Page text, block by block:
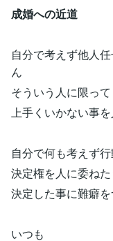
成婚への近道
自分で考えず他人
ん
そういう人に限って
上手くいかない事
自分で何も考えず
決定権を人に委ねた
決定した事に難癖
いつも